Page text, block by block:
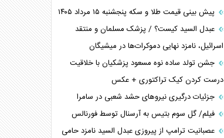
پیش بینی قیمت طلا و سکه پنجشنبه ۱۵ مرداد ۱۴۰۵
عبدل السید کیست؟ / پزشک مسلمان و منتقد
اسرائیل، نامزد نهایی دموکرات‌ها در میشیگان
جشن تولد ساده نوه مسعود پزشکیان با خلاقیت
درست کردن کیک تراکتوری + عکس
جزئیات درگیری نیرو‌های حشد شعبی در سامرا
فیلم/ گل سوم بتیس به آرسنال توسط فورنالس
عصبانیت ترامپ از پیروزی عبدل السید نامزد حامی